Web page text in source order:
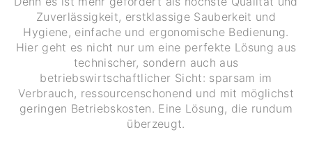
Zuverlässigkeit, erstklassige Sauberkeit und
Hygiene, einfache und ergonomische Bedienung.
Hier geht es nicht nur um eine perfekte Lösung aus
technischer, sondern auch aus
betriebswirtschaftlicher Sicht: sparsam im
Verbrauch, ressourcenschonend und mit möglichst
geringen Betriebskosten. Eine Lösung, die rundum
überzeugt.